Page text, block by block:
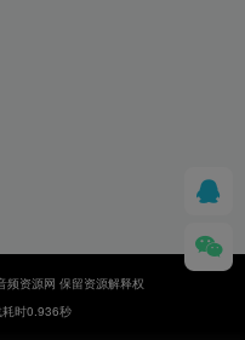
资源网 保留资源解释权
时0.936秒